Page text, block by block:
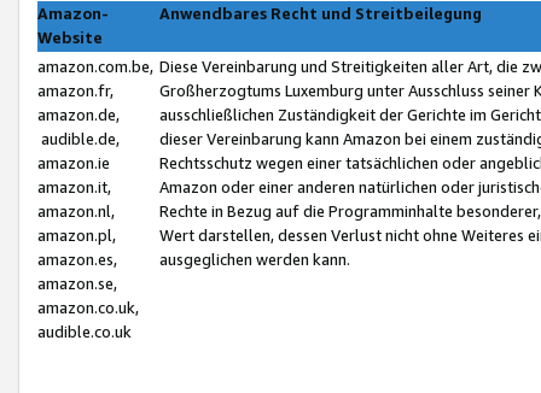
Amazon-
Website
Anwendbares Recht und Streitbeilegung
amazon.com.be,
amazon.fr,
amazon.de,
audible.de,
amazon.ie
amazon.it,
amazon.nl,
amazon.pl,
amazon.es,
amazon.se,
amazon.co.uk,
audible.co.uk
Diese Vereinbarung und Streitigkeiten aller Art, die
Großherzogtums Luxemburg unter Ausschluss
ausschließlichen Zuständigkeit der Gerichte im
dieser Vereinbarung kann Amazon bei einem
Rechtsschutz wegen einer tatsächlichen oder
Amazon oder einer anderen natürlichen oder
Rechte in Bezug auf die Programminhalte
Wert darstellen, dessen Verlust nicht ohne Weiteres
ausgeglichen werden kann.